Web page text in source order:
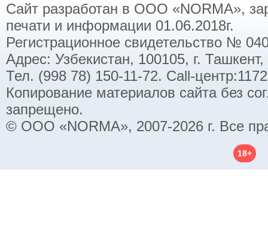
Сайт разработан в ООО «NORMA»,
печати и информации 01.06.2018г.
Регистрационное свидетельство №
Адрес: Узбекистан, 100105, г.
Тел. (998 78) 150-11-72. Call-
Копирование материалов сайта без
запрещено.
© ООО «NORMA», 2007-2026 г. Все
18+